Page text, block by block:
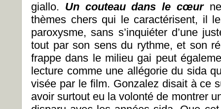
giallo. Un couteau dans le cœur
thèmes chers qui le caractérisent, il
paroxysme, sans s’inquiéter d’une
tout par son sens du rythme, et son
frappe dans le milieu gai peut
lecture comme une allégorie du sida
visée par le film. Gonzalez disait à ce
avoir surtout eu la volonté de montrer